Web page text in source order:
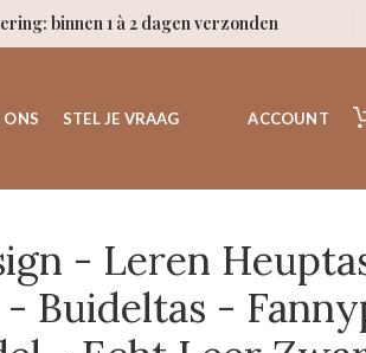
binnen 1 à 2 dagen verzonden
ONS STEL JE VRAAG ACCOUNT
- Leren
Buideltas -